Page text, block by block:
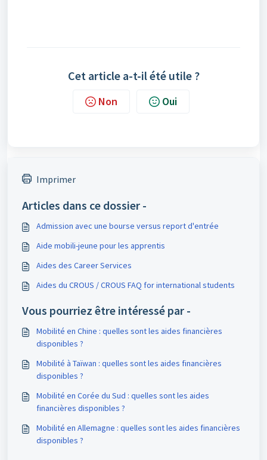
Cet article a-t-il été utile ?
Non Oui
Imprimer
Articles dans ce dossier -
Admission avec une bourse versus report d'entrée
Aide mobili-jeune pour les apprentis
Aides des Career Services
Aides du CROUS / CROUS FAQ for international students
Vous pourriez être intéressé par -
Mobilité en Chine : quelles sont les aides financières
disponibles ?
Mobilité à Taïwan : quelles sont les aides financières
disponibles ?
Mobilité en Corée du Sud : quelles sont les aides
financières disponibles ?
Mobilité en Allemagne : quelles sont les aides financières
disponibles ?